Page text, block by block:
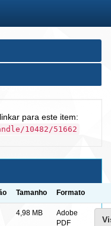
para este item:
10482/51662
Tamanho Formato
4,98 MB
Adobe
PDF